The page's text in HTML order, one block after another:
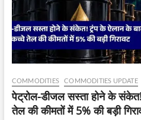
COMMODITIES COMMODITIES UPDATE
पेट्रोल-डीजल सस्ता होने के
तेल की कीमतों में 5% की बड़ी